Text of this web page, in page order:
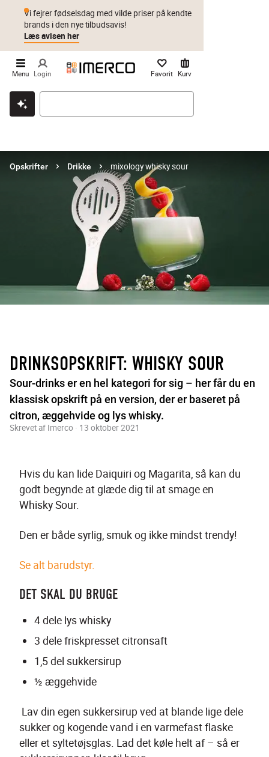
Klik & hent Byt i 1 år Prismatch
Vi fejrer fødselsdag med vilde priser på kendte
brands i den nye tilbudsavis!
Læs avisen her
Menu Login Favorit Kurv
Opskrifter Drikke mixology whisky sour
DRINKSOPSKRIFT: WHISKY SOUR
Sour-drinks er en hel kategori for sig – her får du en
klassisk opskrift på en version, der er baseret på
citron, æggehvide og lys whisky.
Skrevet af Imerco · 13 oktober 2021
Hvis du kan lide Daiquiri og Magarita, så kan du
godt begynde at glæde dig til at smage en
Whisky Sour.
Den er både syrlig, smuk og ikke mindst trendy!
Se alt barudstyr.
DET SKAL DU BRUGE
4 dele lys whisky
3 dele friskpresset citronsaft
1,5 del sukkersirup
½ æggehvide
sukker og kogende vand i en varmefast flaske
eller et syltetøjsglas. Lad det køle helt af – så er